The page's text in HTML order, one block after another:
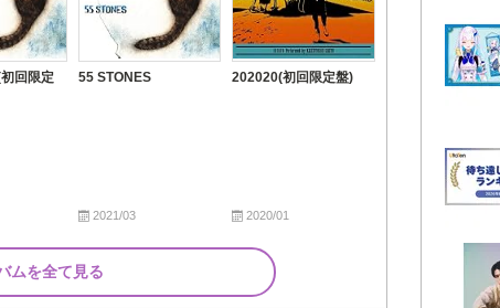
回限定
55 STONES
2021/03
202020(初回限定盤)
2020/01
ムを全て見る